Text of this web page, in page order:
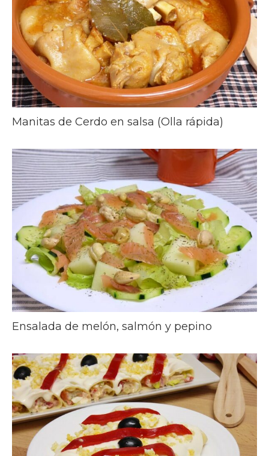
Manitas de Cerdo en salsa (Olla rápida)
Ensalada de melón, salmón y pepino